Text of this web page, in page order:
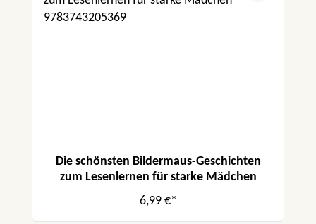
Die schönsten Bildermaus-Geschichten
zum Lesenlernen für starke Mädchen
6,99 €*